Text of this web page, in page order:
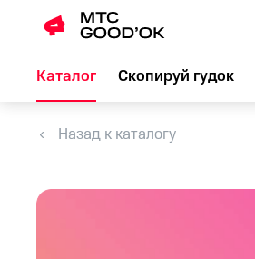
Каталог Скопируй гудок
Назад к каталогу